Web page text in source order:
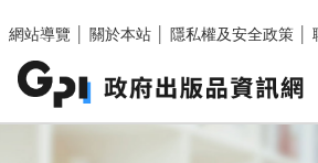
網站導覽
關於本站 隱私權及安全政策